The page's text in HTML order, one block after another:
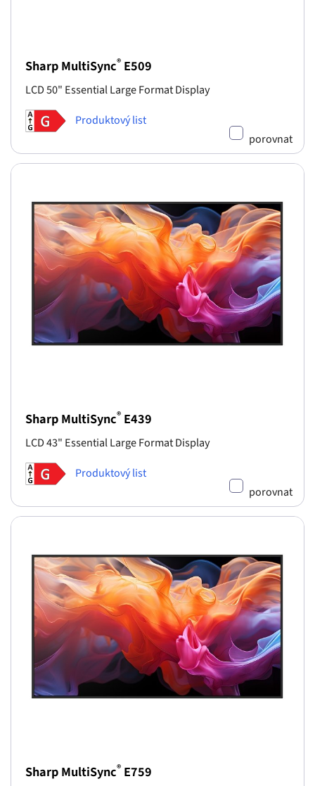
Sharp MultiSync® E509
LCD 50" Essential Large Format Display
Produktový list
porovnat
Sharp MultiSync® E439
LCD 43" Essential Large Format Display
Produktový list
porovnat
Sharp MultiSync® E759